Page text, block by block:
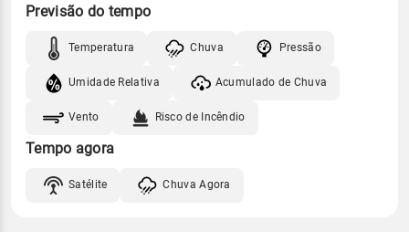
Previsão do tempo
Temperatura Chuva Pressão
Umidade Relativa Acumulado de Chuva
Vento Risco de Incêndio
Tempo agora
Satélite Chuva Agora